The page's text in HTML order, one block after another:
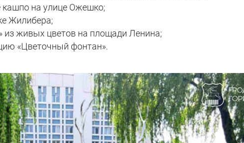
кашпо на улице Ожешко;
Жилибера;
из живых цветов на площади Ленина;
«Цветочный фонтан».